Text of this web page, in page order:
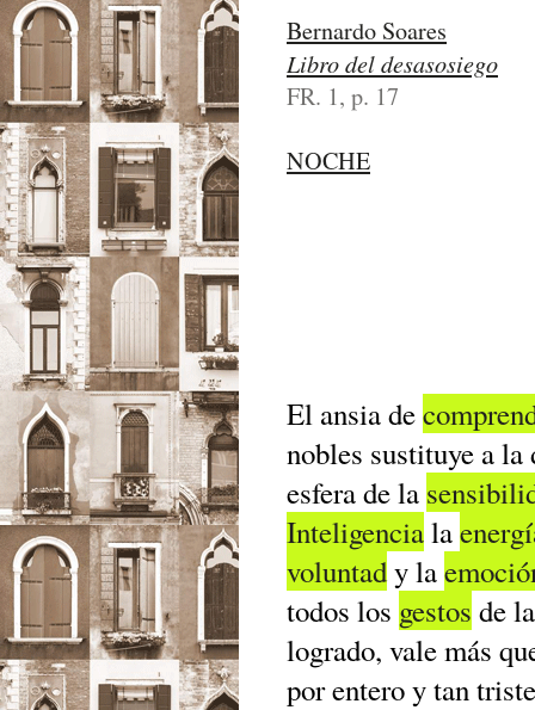
Bernardo Soares
Libro del desasosiego
FR. 1, p. 17
NOCHE
El ansia de
nobles sustituye a
esfera de la
Inteligenciala
voluntady la
todos los gestos de
logrado, vale más
por entero y tan